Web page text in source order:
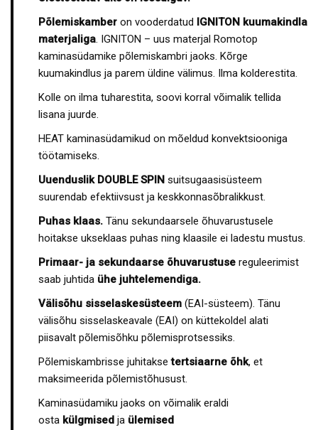
Põlemiskamber on vooderdatud IGNITON kuumakindla
materjaliga. IGNITON – uus materjal Romotop
kaminasüdamike põlemiskambri jaoks. Kõrge
kuumakindlus ja parem üldine välimus. Ilma kolderestita.
Kolle on ilma tuharestita, soovi korral võimalik tellida
lisana juurde.
HEAT kaminasüdamikud on mõeldud konvektsiooniga
töötamiseks.
Uuenduslik DOUBLE SPIN suitsugaasisüsteem
suurendab efektiivsust ja keskkonnasõbralikkust.
Puhas klaas. Tänu sekundaarsele õhuvarustusele
hoitakse ukseklaas puhas ning klaasile ei ladestu mustus.
Primaar- ja sekundaarse õhuvarustuse reguleerimist
saab juhtida ühe juhtelemendiga.
Välisõhu sisselaskesüsteem (EAI-süsteem). Tänu
välisõhu sisselaskeavale (EAI) on küttekoldel alati
piisavalt põlemisõhku põlemisprotsessiks.
Põlemiskambrisse juhitaksetertsiaarne õhk, et
maksimeerida põlemistõhusust.
Kaminasüdamiku jaoks on võimalik eraldi
osta külgmised ja ülemised